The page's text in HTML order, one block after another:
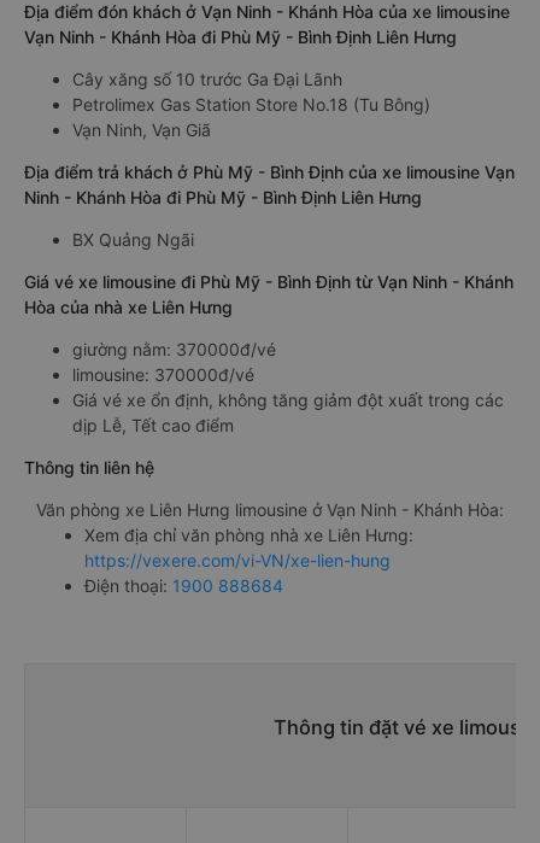
Địa điểm đón khách ở Vạn Ninh - Khánh Hòa của xe limousine
Vạn Ninh - Khánh Hòa đi Phù Mỹ - Bình Định Liên Hưng
Cây xăng số 10 trước Ga Đại Lãnh
Petrolimex Gas Station Store No.18 (Tu Bông)
Vạn Ninh, Vạn Giã
Địa điểm trả khách ở Phù Mỹ - Bình Định của xe limousine Vạn
Ninh - Khánh Hòa đi Phù Mỹ - Bình Định Liên Hưng
BX Quảng Ngãi
Giá vé xe limousine đi Phù Mỹ - Bình Định từ Vạn Ninh - Khánh
Hòa của nhà xe Liên Hưng
giường nằm: 370000đ/vé
limousine: 370000đ/vé
Giá vé xe ổn định, không tăng giảm đột xuất trong các
dịp Lễ, Tết cao điểm
Thông tin liên hệ
Văn phòng xe Liên Hưng limousine ở Vạn Ninh - Khánh Hòa:
Xem địa chỉ văn phòng nhà xe Liên Hưng:
https://vexere.com/vi-VN/xe-lien-hung
Điện thoại: 1900 888684
Thông tin đặt vé xe